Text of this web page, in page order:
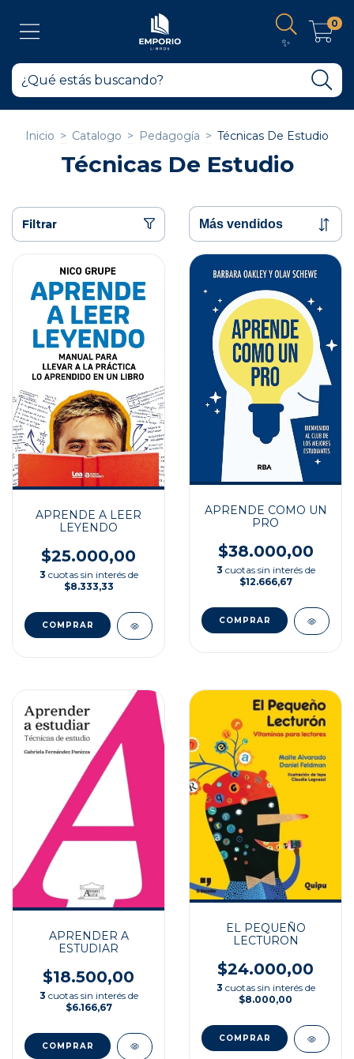
✨
0
Inicio > Catalogo > Pedagogía > Técnicas De Estudio
Técnicas De Estudio
Filtrar
APRENDE A LEER
LEYENDO
$25.000,00
3 cuotas sin interés de
$8.333,33
APRENDE COMO UN
PRO
$38.000,00
3 cuotas sin interés de
$12.666,67
APRENDER A
ESTUDIAR
$18.500,00
3 cuotas sin interés de
$6.166,67
EL PEQUEÑO
LECTURON
$24.000,00
3 cuotas sin interés de
$8.000,00